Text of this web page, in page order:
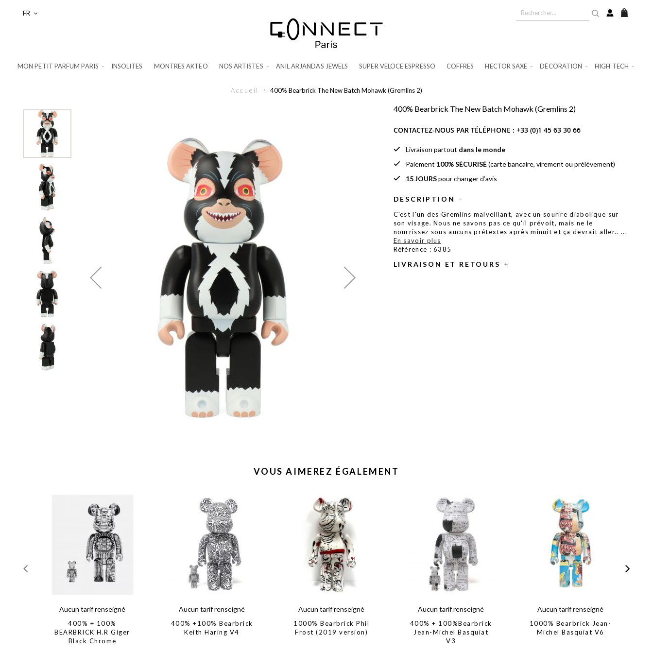
Langue
FR
MON PETIT PARFUM PARIS INSOLITES MONTRES AKTEO NOS ARTISTES ANIL ARJANDAS JEWELS SUPER VELOCE ESPRESSO COFFRES HECTOR SAXE DÉCORATION HIGH TECH
Accueil 400% Bearbrick The New Batch Mohawk (Gremlins 2)
400% Bearbrick The New Batch Mohawk (Gremlins 2)
CONTACTEZ-NOUS PAR TÉLÉPHONE : +33 (0)1 45 63 30 66
Livraison partout dans le monde
Paiement 100% SÉCURISÉ(carte bancaire, virement ou prélèvement)
15 JOURSpour changer d’avis
DESCRIPTION
C'est l'un des Gremlins malveillant, avec un sourire diabolique sur
son visage. Nous ne savons pas ce qu'il prévoit, mais ne le
nourrissez sous aucuns prétextes après minuit et ça devrait aller.. ...
En savoir plus
Référence : 6385
LIVRAISON ET RETOURS
VOUS AIMEREZ ÉGALEMENT
Aucun tarif renseigné
400% + 100%
BEARBRICK H.R Giger
Black Chrome
Aucun tarif renseigné
400% +100% Bearbrick
Keith Haring V4
Aucun tarif renseigné
1000% Bearbrick Phil
Frost (2019 version)
Aucun tarif renseigné
400% + 100%Bearbrick
Jean-Michel Basquiat
V3
Aucun tarif renseigné
1000% Bearbrick Jean-
Michel Basquiat V6